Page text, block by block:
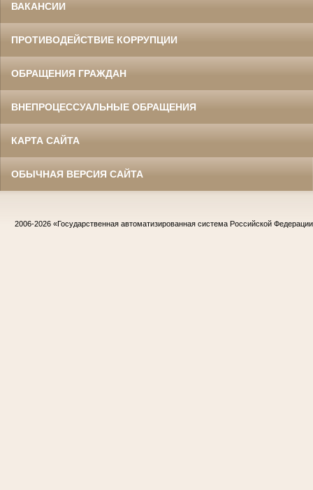
ВАКАНСИИ
ПРОТИВОДЕЙСТВИЕ КОРРУПЦИИ
ОБРАЩЕНИЯ ГРАЖДАН
ВНЕПРОЦЕССУАЛЬНЫЕ ОБРАЩЕНИЯ
КАРТА САЙТА
ОБЫЧНАЯ ВЕРСИЯ САЙТА
2006-2026 «Государственная автоматизированная система Российской